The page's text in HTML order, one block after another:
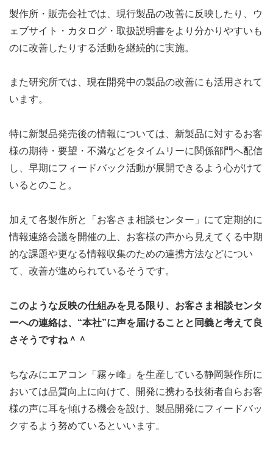
製作所・販売会社では、現行製品の改善に反映したり、ウ
ェブサイト・カタログ・取扱説明書をより分かりやすいも
のに改善したりする活動を継続的に実施。
また研究所では、現在開発中の製品の改善にも活用されて
います。
特に新製品発売後の情報については、新製品に対するお客
様の期待・要望・不満などをタイムリーに関係部門へ配信
し、早期にフィードバック活動が展開できるよう心がけて
いるとのこと。
加えて各製作所と「お客さま相談センター」にて定期的に
情報連絡会議を開催の上、お客様の声から見えてくる中期
的な課題や更なる情報収集のための連携方法などについ
て、改善が進められているそうです。
このような反映の仕組みを見る限り、お客さま相談センタ
ーへの連絡は、“本社”に声を届けることと同義と考えて良
さそうですね＾＾
ちなみにエアコン「霧ヶ峰」を生産している静岡製作所に
おいては品質向上に向けて、開発に携わる技術者自らお客
様の声に耳を傾ける機会を設け、製品開発にフィードバッ
クするよう努めているといいます。